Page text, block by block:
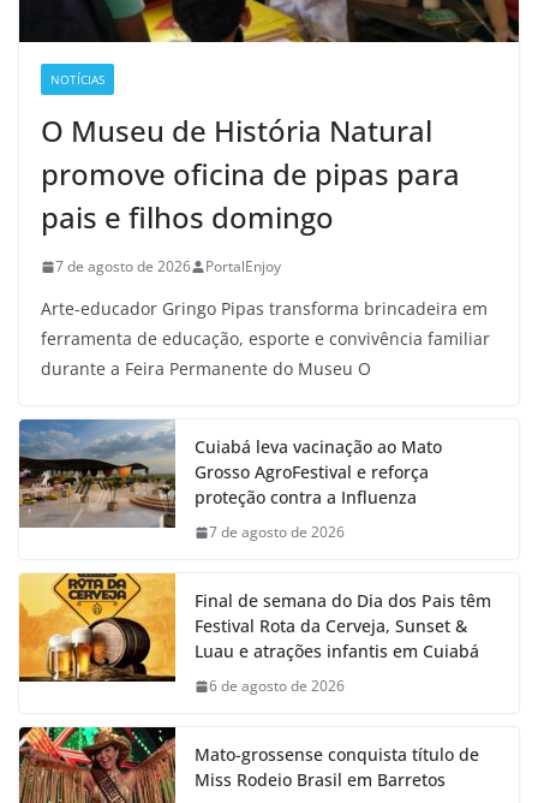
NOTÍCIAS
O Museu de História Natural
promove oficina de pipas para
pais e filhos domingo
7 de agosto de 2026 PortalEnjoy
Arte-educador Gringo Pipas transforma brincadeira em
ferramenta de educação, esporte e convivência familiar
durante a Feira Permanente do Museu O
Cuiabá leva vacinação ao Mato
Grosso AgroFestival e reforça
proteção contra a Influenza
7 de agosto de 2026
Final de semana do Dia dos Pais têm
Festival Rota da Cerveja, Sunset &
Luau e atrações infantis em Cuiabá
6 de agosto de 2026
Mato-grossense conquista título de
Miss Rodeio Brasil em Barretos